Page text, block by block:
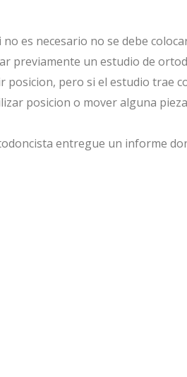
es necesario no se debe
previamente un estudio de
posicion, pero si el estudio trae
posicion o mover alguna
entregue un informe